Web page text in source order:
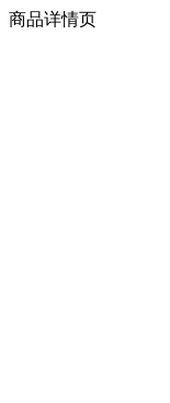
商品详情页